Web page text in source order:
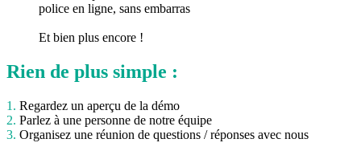
police en ligne, sans embarras
Et bien plus encore !
Rien de plus simple :
1. Regardez un aperçu de la démo
2. Parlez à une personne de notre équipe
3. Organisez une réunion de questions / réponses avec nous